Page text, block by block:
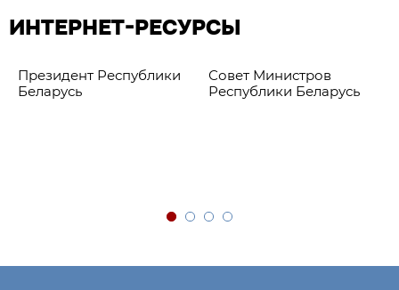
ИНТЕРНЕТ-РЕСУРСЫ
Президент Республики
Беларусь
Совет Министров
Республики Беларусь